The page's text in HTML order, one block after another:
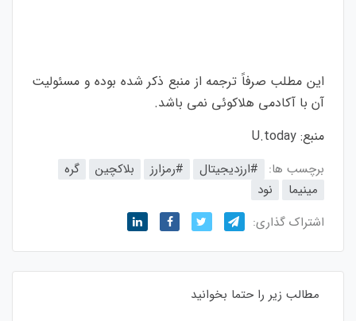
اين مطلب صرفاً ترجمه از منبع ذکر شده بوده و مسئوليت
آن با آکادمی هلاکوئی نمی باشد.
منبع: U.today
برچسب ها: #ارزدیجیتال #رمزارز بلاکچین
گره
مینیما
نود
اشتراک گذاری:
مطالب زیر را حتما بخوانید